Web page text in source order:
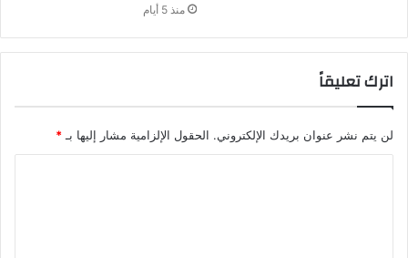
منذ 5 أيام
اترك تعليقاً
لن يتم نشر عنوان بريدك الإلكتروني. الحقول الإلزامية مشار إليها بـ *